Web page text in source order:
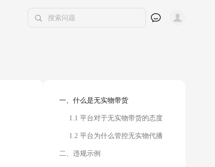
一、什么是无实物带货
1.1 平台对于无实物带货的态度
1.2 平台为什么管控无实物代播
二、违规示例